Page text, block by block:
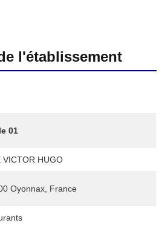
l'établissement
01
VICTOR HUGO
Oyonnax, France